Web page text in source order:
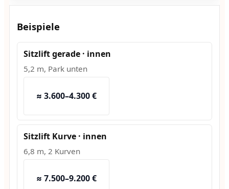
Beispiele
Sitzlift gerade · innen
5,2 m, Park unten
≈ 3.600–4.300 €
Sitzlift Kurve · innen
6,8 m, 2 Kurven
≈ 7.500–9.200 €